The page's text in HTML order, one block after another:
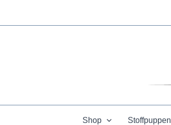
Shop Stoffpuppen